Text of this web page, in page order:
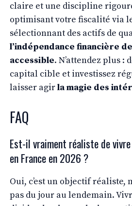
claire et une discipline
optimisant votre fiscalité via
sélectionnant des actifs de
l’indépendance financière
accessible. N’attendez plus :
capital cible et investissez
laisser agirla magie des
FAQ
Est-il vraiment réaliste de
en France en 2026 ?
Oui, c’est un objectif réaliste,
pas du jour au lendemain.